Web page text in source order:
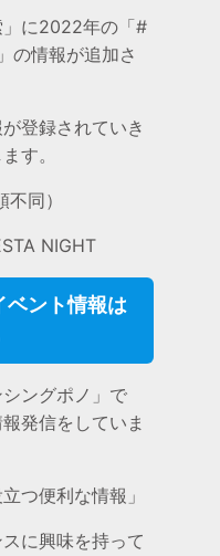
」に2022年の「#
の情報が追加さ
登録されていき
す。
同）
NIGHT
ント情報は
ングポノ」で
発信をしていま
つ便利な情報」
に興味を持って